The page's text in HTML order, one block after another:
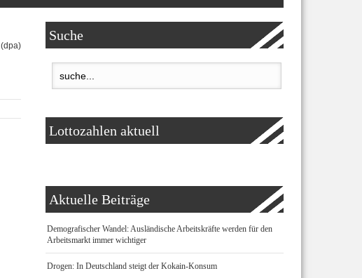
(dpa)
Suche
Lottozahlen aktuell
Aktuelle Beiträge
Demografischer Wandel: Ausländische Arbeitskräfte werden für den
Arbeitsmarkt immer wichtiger
Drogen: In Deutschland steigt der Kokain-Konsum